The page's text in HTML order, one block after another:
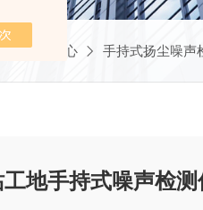
产品中心 手持式扬尘噪声
地手持式噪声检测